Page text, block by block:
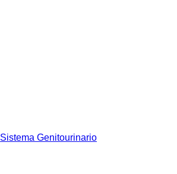
Sistema Genitourinario